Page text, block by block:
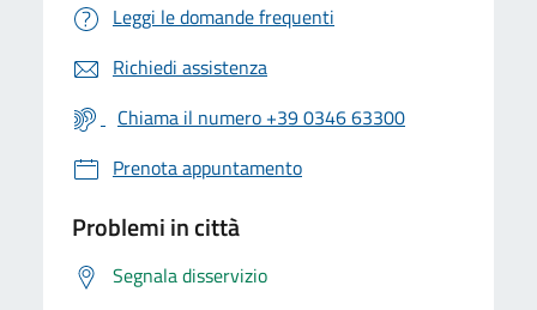
Leggi le domande frequenti
Richiedi assistenza
Chiama il numero +39 0346 63300
Prenota appuntamento
Problemi in città
Segnala disservizio